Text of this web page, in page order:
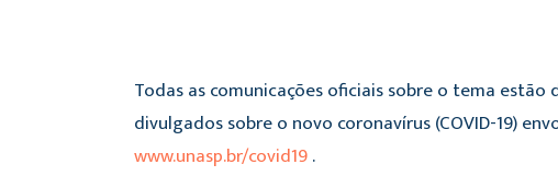
Todas as comunicações oficiais sobre o tema
divulgados sobre o novo coronavírus (COVID-19)
www.unasp.br/covid19.